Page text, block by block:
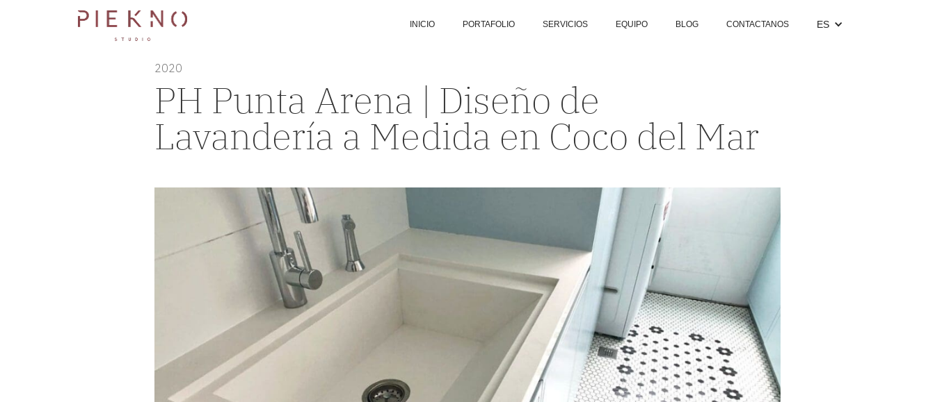
INICIO PORTAFOLIO SERVICIOS EQUIPO BLOG CONTACTANOS ES
2020
PH Punta Arena | Diseño de
Lavandería a Medida en Coco del Mar